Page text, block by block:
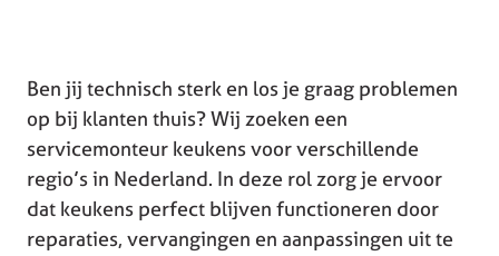
Ben jij technisch sterk en los je graag problemen
op bij klanten thuis? Wij zoeken een
servicemonteur keukens voor verschillende
regio’s in Nederland. In deze rol zorg je ervoor
dat keukens perfect blijven functioneren door
reparaties, vervangingen en aanpassingen uit te